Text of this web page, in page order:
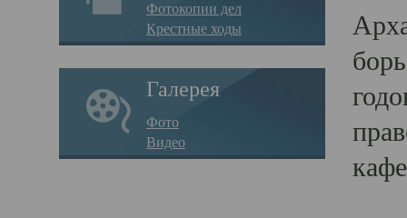
Фотокопии дел
Крестные ходы
Галерея
Фото
Видео